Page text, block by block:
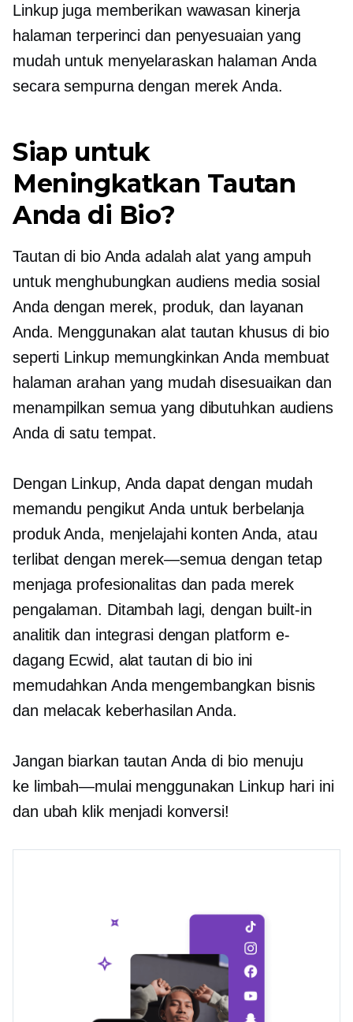
Linkup juga memberikan wawasan kinerja
halaman terperinci dan penyesuaian yang
mudah untuk menyelaraskan halaman Anda
secara sempurna dengan merek Anda.
Siap untuk
Meningkatkan Tautan
Anda di Bio?
Tautan di bio Anda adalah alat yang ampuh
untuk menghubungkan audiens media sosial
Anda dengan merek, produk, dan layanan
Anda. Menggunakan alat tautan khusus di bio
seperti Linkup memungkinkan Anda membuat
halaman arahan yang mudah disesuaikan dan
menampilkan semua yang dibutuhkan audiens
Anda di satu tempat.
Dengan Linkup, Anda dapat dengan mudah
memandu pengikut Anda untuk berbelanja
produk Anda, menjelajahi konten Anda, atau
terlibat dengan merek—semua dengan tetap
menjaga profesionalitas dan pada merek
pengalaman. Ditambah lagi, dengan built-in
analitik dan integrasi dengan platform e-
dagang Ecwid, alat tautan di bio ini
memudahkan Anda mengembangkan bisnis
dan melacak keberhasilan Anda.
Jangan biarkan tautan Anda di bio menuju
ke limbah—mulaimenggunakan Linkup hari ini
dan ubah klik menjadi konversi!